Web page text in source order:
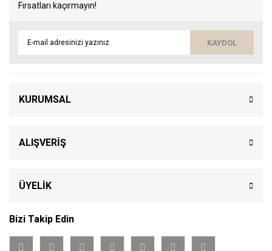
Fırsatları kaçırmayın!
KAYDOL
KURUMSAL
ALIŞVERİŞ
ÜYELİK
Bizi Takip Edin